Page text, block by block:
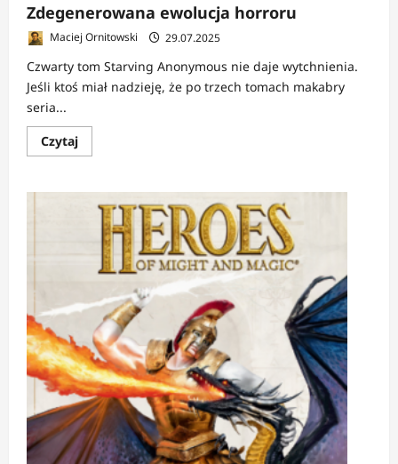
Zdegenerowana ewolucja horroru
Maciej Ornitowski 29.07.2025
Czwarty tom Starving Anonymous nie daje wytchnienia.
Jeśli ktoś miał nadzieję, że po trzech tomach makabry
seria...
CzytajDowiedz
się
RECENZJA:
Starving
Anonymous
Zdegenerowana
ewolucja